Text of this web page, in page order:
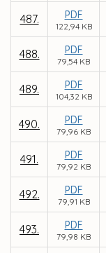
487. PDF
122,94 KB
488. PDF
79,54 KB
489. PDF
104,32 KB
490. PDF
79,96 KB
491. PDF
79,92 KB
492. PDF
79,91 KB
493. PDF
79,98 KB